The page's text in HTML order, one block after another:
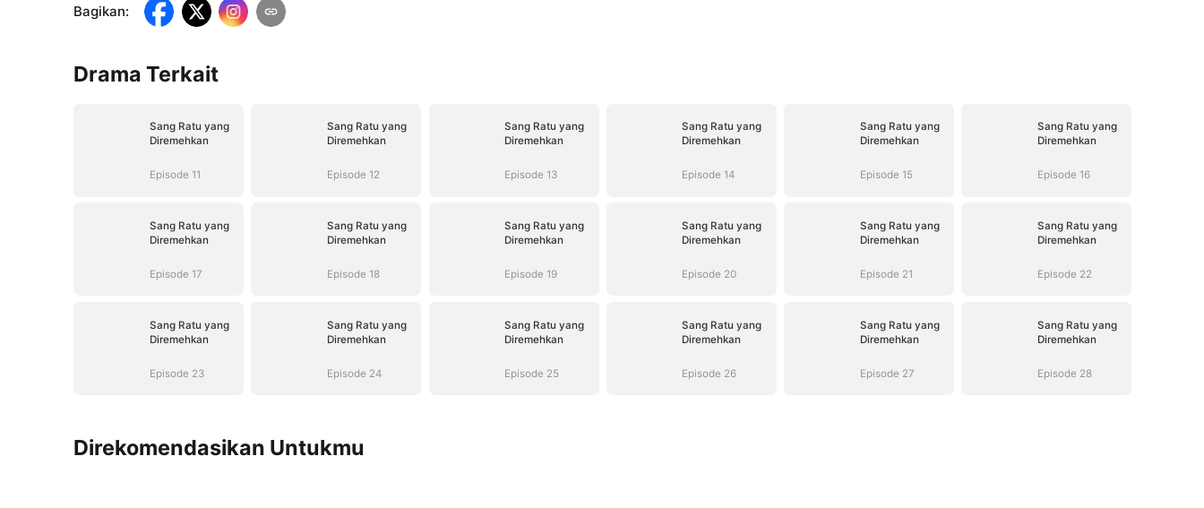
Bagikan:
Drama Terkait
Sang Ratu yang
Diremehkan
Episode 11
Sang Ratu yang
Diremehkan
Episode 12
Sang Ratu yang
Diremehkan
Episode 13
Sang Ratu yang
Diremehkan
Episode 14
Sang Ratu yang
Diremehkan
Episode 15
Sang Ratu yang
Diremehkan
Episode 16
Sang Ratu yang
Diremehkan
Episode 17
Sang Ratu yang
Diremehkan
Episode 18
Sang Ratu yang
Diremehkan
Episode 19
Sang Ratu yang
Diremehkan
Episode 20
Sang Ratu yang
Diremehkan
Episode 21
Sang Ratu yang
Diremehkan
Episode 22
Sang Ratu yang
Diremehkan
Episode 23
Sang Ratu yang
Diremehkan
Episode 24
Sang Ratu yang
Diremehkan
Episode 25
Sang Ratu yang
Diremehkan
Episode 26
Sang Ratu yang
Diremehkan
Episode 27
Sang Ratu yang
Diremehkan
Episode 28
Direkomendasikan Untukmu